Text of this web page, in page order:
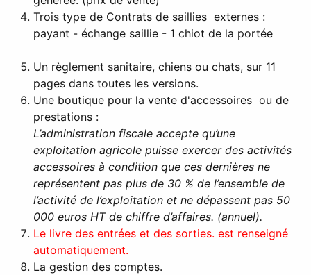
Trois type de Contrats de saillies externes :
payant - échange saillie - 1 chiot de la portée
Un règlement sanitaire, chiens ou chats, sur 11
pages dans toutes les versions.
Une boutique pour la vente d'accessoires ou de
prestations :
L’administration fiscale accepte qu’une
exploitation agricole puisse exercer des activités
accessoires à condition que ces dernières ne
représentent pas plus de 30 % de l’ensemble de
l’activité de l’exploitation et ne dépassent pas 50
000 euros HT de chiffre d’affaires. (annuel).
Le livre des entrées et des sorties. est renseigné
automatiquement.
La gestion des comptes.